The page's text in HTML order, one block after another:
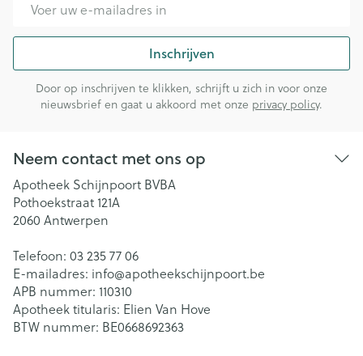
Inschrijven
Door op inschrijven te klikken, schrijft u zich in voor onze
nieuwsbrief en gaat u akkoord met onze privacy policy.
Neem contact met ons op
Apotheek Schijnpoort BVBA
Pothoekstraat 121A
2060 Antwerpen
Telefoon: 03 235 77 06
E-mailadres: info@apotheekschijnpoort.be
APB nummer: 110310
Apotheek titularis: Elien Van Hove
BTW nummer: BE0668692363